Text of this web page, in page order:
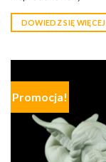
DOWIEDZ SIĘ WIĘCEJ
Promocja!